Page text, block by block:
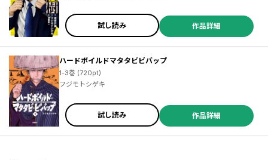
試し読み 作品詳細
ハードボイルドマタタビビバップ
1-3巻 (720pt)
フジモトシゲキ
試し読み 作品詳細